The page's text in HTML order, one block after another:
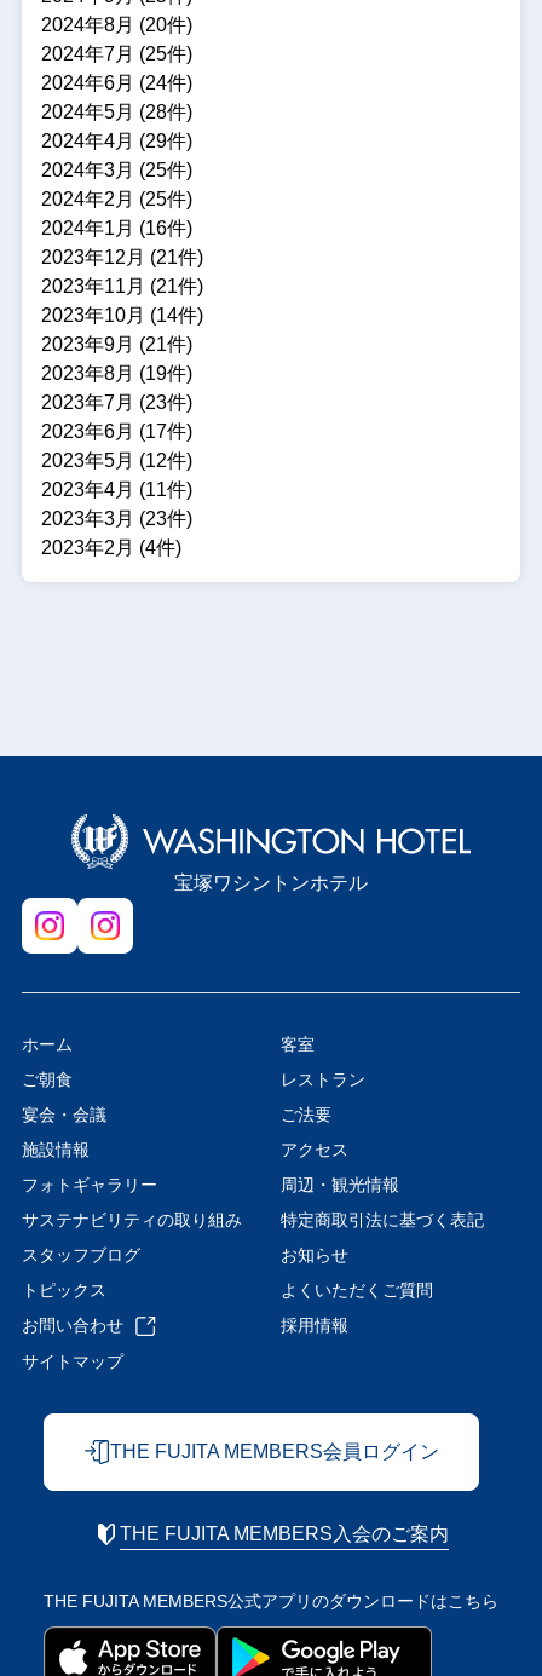
2024年8月 (20件)
2024年7月 (25件)
2024年6月 (24件)
2024年5月 (28件)
2024年4月 (29件)
2024年3月 (25件)
2024年2月 (25件)
2024年1月 (16件)
2023年12月 (21件)
2023年11月 (21件)
2023年10月 (14件)
2023年9月 (21件)
2023年8月 (19件)
2023年7月 (23件)
2023年6月 (17件)
2023年5月 (12件)
2023年4月 (11件)
2023年3月 (23件)
2023年2月 (4件)
宝塚ワシントンホテル
ホーム
客室
ご朝食
レストラン
宴会・会議
ご法要
施設情報
アクセス
フォトギャラリー
周辺・観光情報
サステナビリティの取り組み
特定商取引法に基づく表記
スタッフブログ
お知らせ
トピックス
よくいただくご質問
お問い合わせ
採用情報
サイトマップ
THE FUJITA MEMBERS会員ログイン
THE FUJITA MEMBERS入会のご案内
THE FUJITA MEMBERS公式アプリのダウンロードはこちら